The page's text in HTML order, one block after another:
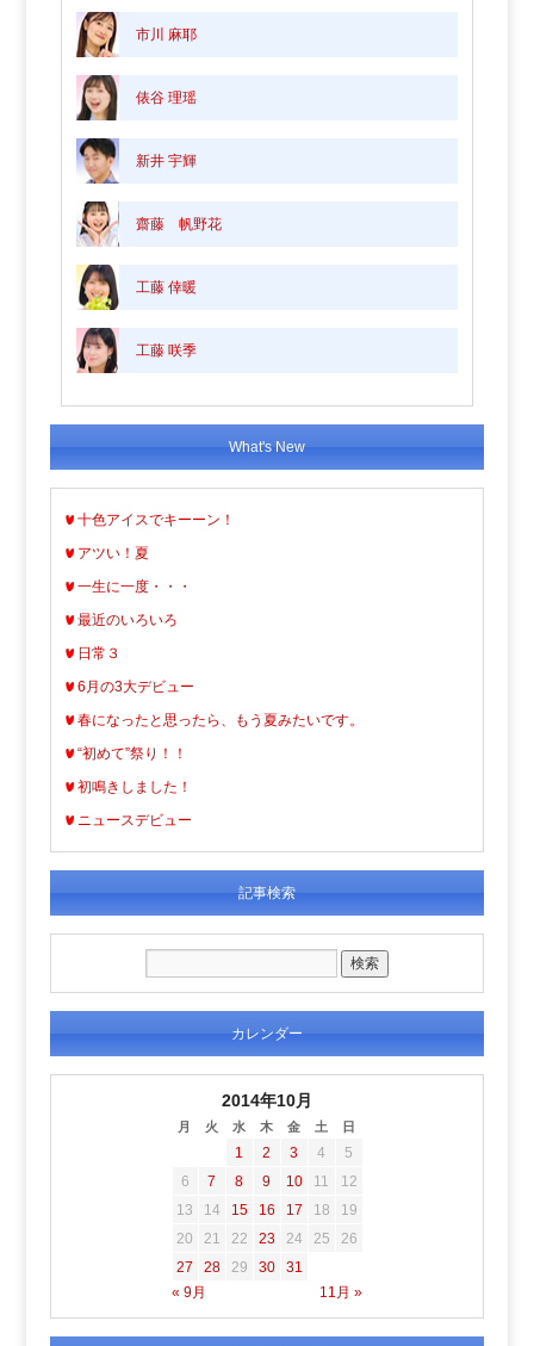
市川 麻耶
俵谷 理瑶
新井 宇輝
齋藤 帆野花
工藤 倖暖
工藤 咲季
What's New
十色アイスでキーーン！
アツい！夏
一生に一度・・・
最近のいろいろ
日常３
6月の3大デビュー
春になったと思ったら、もう夏みたいです。
“初めて”祭り！！
初鳴きしました！
ニュースデビュー
記事検索
カレンダー
2014年10月
月 火 水 木 金 土 日
« 9月 11月 »
1 2 3 4
5
6
7 8 9 10 11
12
13
14 15 16 17 18
19
20
21 22 23 24 25
26
27
28 29 30 31